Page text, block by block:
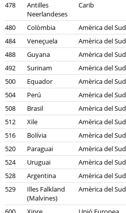
478
Antilles
Neerlandeses
Carib
480 Colòmbia Amèrica del Sud
484
Veneçuela Amèrica del Sud
488
Guyana Amèrica del Sud
492
Surinam Amèrica del Sud
500
Equador Amèrica del Sud
504
Perú Amèrica del Sud
508
Brasil Amèrica del Sud
512
Xile Amèrica del Sud
516
Bolívia Amèrica del Sud
520
Paraguai Amèrica del Sud
524
Uruguai Amèrica del Sud
528
Argentina Amèrica del Sud
529
Illes Falkland
(Malvines)
Amèrica del Sud